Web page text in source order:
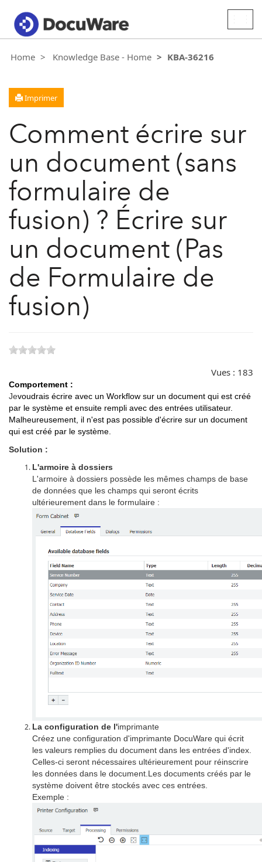
Home Knowledge Base - Home KBA-36216
Imprimer
Comment écrire sur
un document (sans
formulaire de
fusion) ? Écrire sur
un document (Pas
de Formulaire de
fusion)
Vues : 183
Comportement :
Jevoudrais écrire avec un Workflow sur un document qui est créé
par le système et ensuite rempli avec des entrées utilisateur.
Malheureusement, il n'est pas possible d'écrire sur un document
qui est créé par le système.
Solution :
L'armoire à dossiers
L'armoire à dossiers possède les mêmes champs de base
de données que les champs qui seront écrits
ultérieurement dans le formulaire :
La configuration de l'imprimante
Créez une configuration d'imprimante DocuWare qui écrit
les valeurs remplies du document dans les entrées d'index.
Celles-ci seront nécessaires ultérieurement pour réinscrire
les données dans le document. Les documents créés par le
système doivent être stockés avec ces entrées.
Exemple :